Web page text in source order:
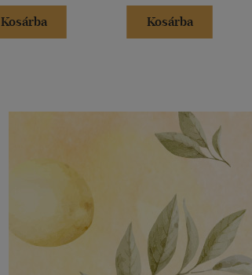
Kosárba
Kosárba